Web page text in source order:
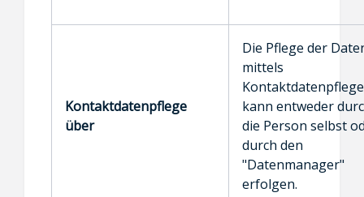
Kontaktdatenpflege
über
Die Pflege der
mittels
Kontaktdatenpflege
kann entweder
die Person selbst
durch den
"Datenmanager"
erfolgen.